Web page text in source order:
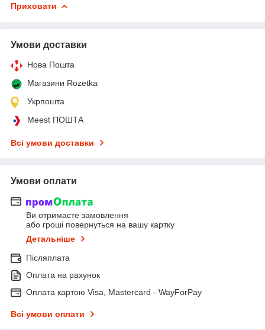
Приховати
Умови доставки
Нова Пошта
Магазини Rozetka
Укрпошта
Meest ПОШТА
Всі умови доставки
Умови оплати
Ви отримаєте замовлення
або гроші повернуться на вашу картку
Детальніше
Післяплата
Оплата на рахунок
Оплата картою Visa, Mastercard - WayForPay
Всі умови оплати